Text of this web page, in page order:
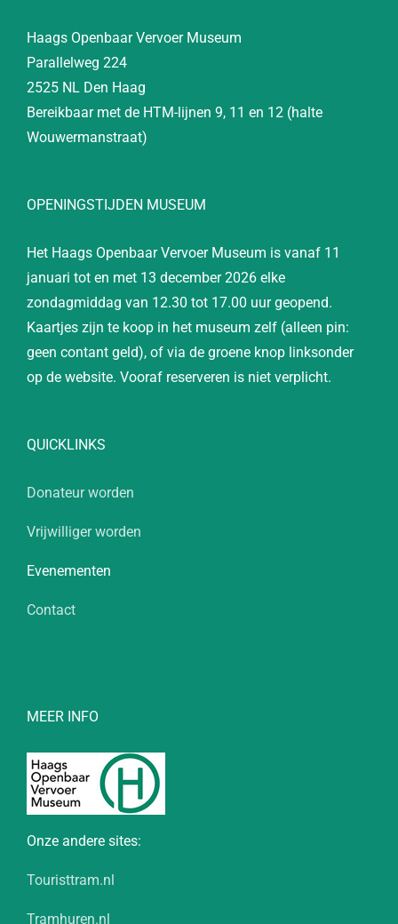
Haags Openbaar Vervoer Museum
Parallelweg 224
2525 NL Den Haag
Bereikbaar met de HTM-lijnen 9, 11 en 12 (halte
Wouwermanstraat)
OPENINGSTIJDEN MUSEUM
Het Haags Openbaar Vervoer Museum is vanaf 11
januari tot en met 13 december 2026 elke
zondagmiddag van 12.30 tot 17.00 uur geopend.
Kaartjes zijn te koop in het museum zelf (alleen pin:
geen contant geld), of via de groene knop linksonder
op de website. Vooraf reserveren is niet verplicht.
QUICKLINKS
Donateur worden
Vrijwilliger worden
Evenementen
Contact
MEER INFO
Onze andere sites:
Touristtram.nl
Tramhuren.nl